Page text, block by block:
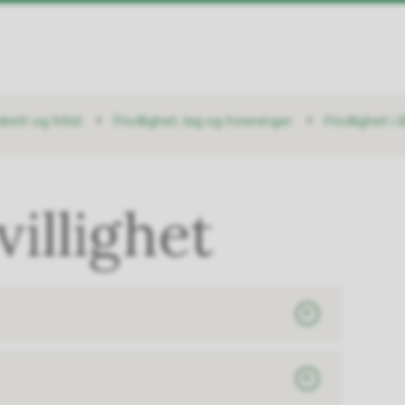
og fritid Frivillighet, lag og foreninger Frivillighet